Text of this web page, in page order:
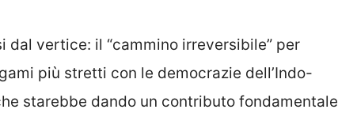
dal vertice: il “cammino irreversibile” per
più stretti con le democrazie dell’Indo-
starebbe dando un contributo fondamentale